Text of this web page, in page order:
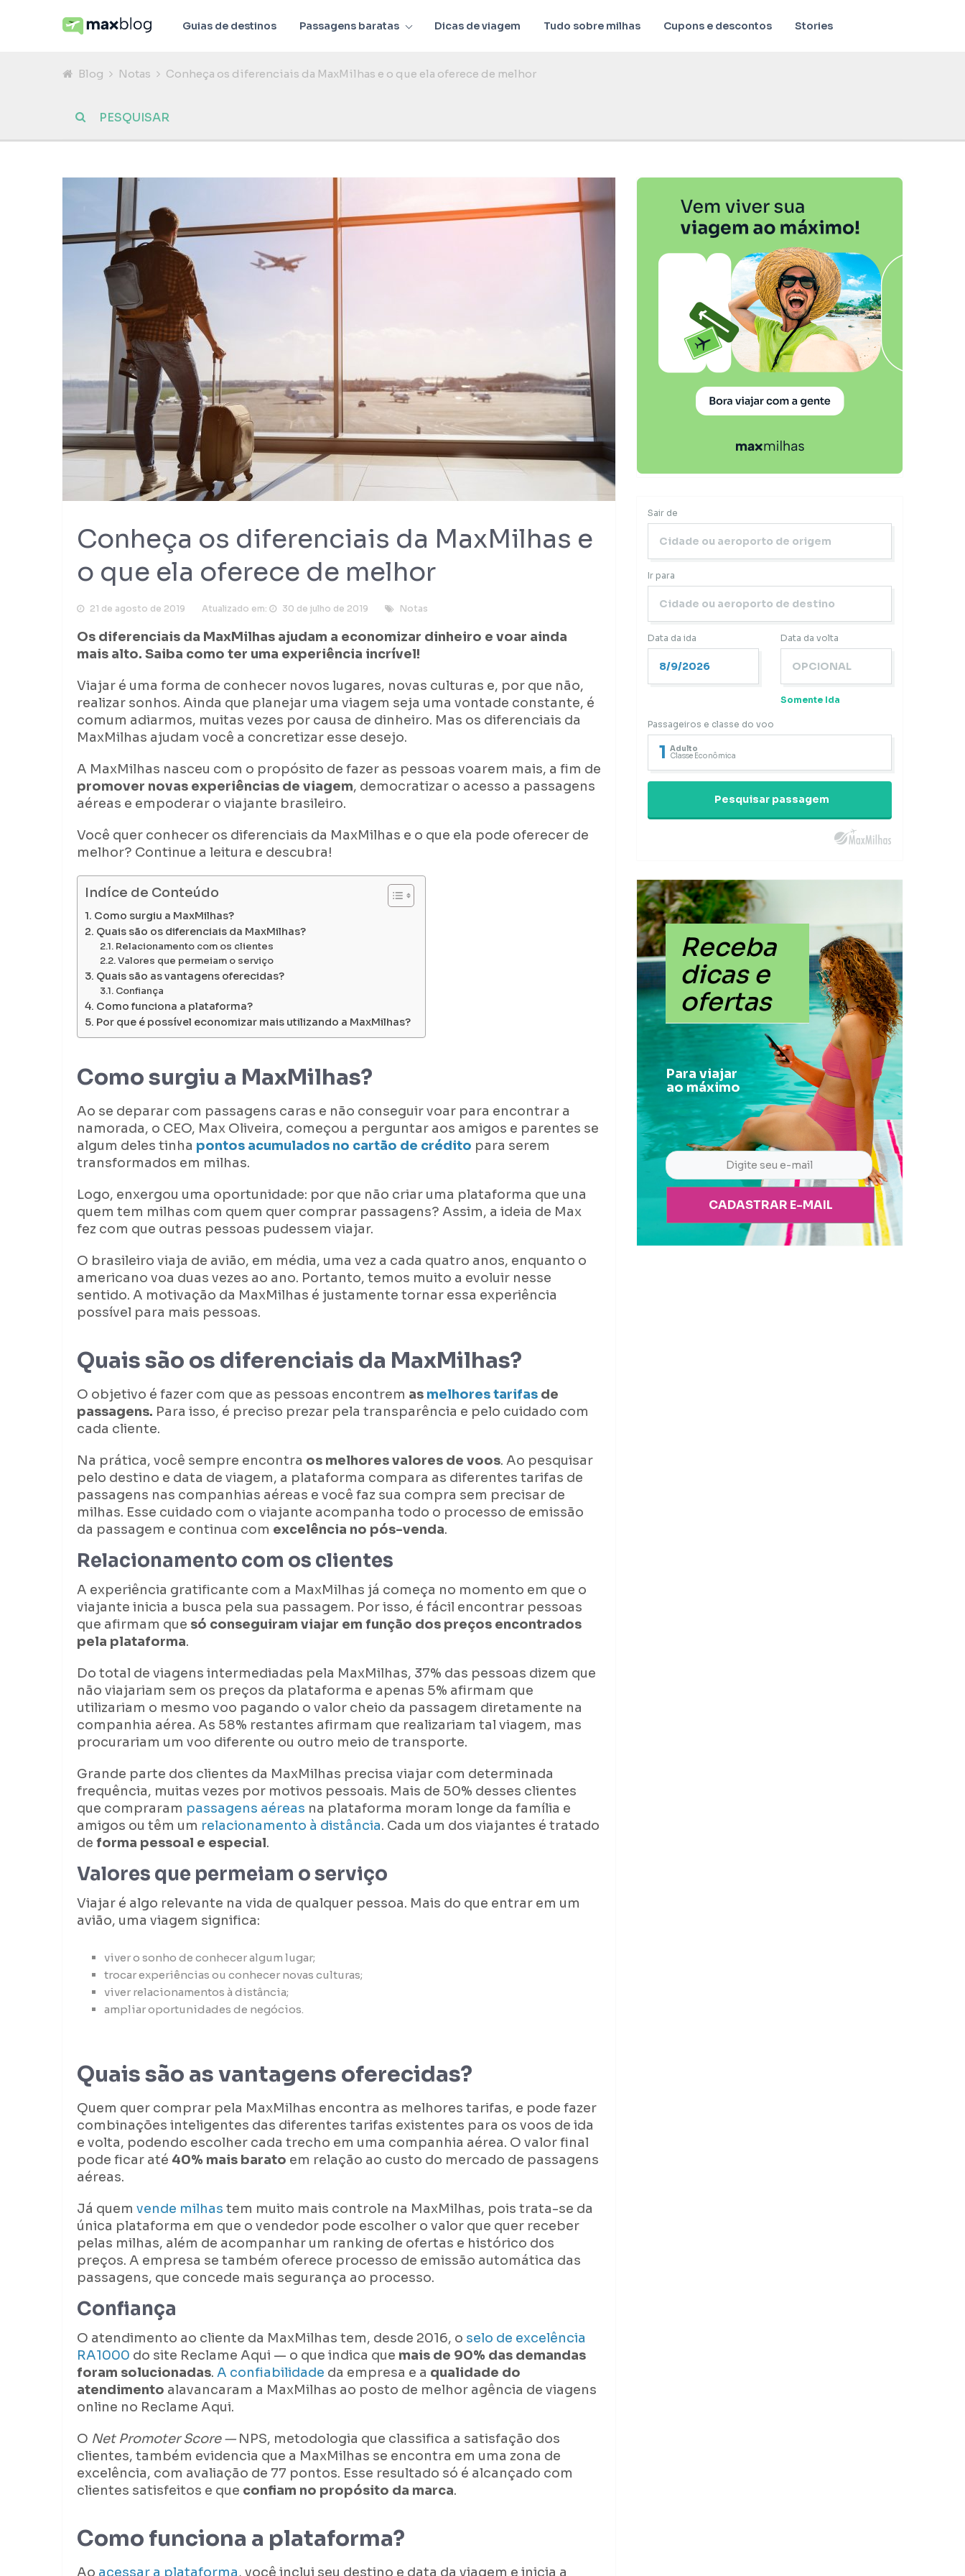
Guias de destinos Passagens baratas Dicas de viagem Tudo sobre milhas Cupons e descontos Stories
Blog Notas Conheça os diferenciais da MaxMilhas e o que ela oferece de melhor
Conheça os diferenciais da MaxMilhas e
o que ela oferece de melhor
21 de agosto de 2019 Atualizado em: 30 de julho de 2019 Notas
Os diferenciais da MaxMilhas ajudam a economizar dinheiro e voar ainda
mais alto. Saiba como ter uma experiência incrível!
Viajar é uma forma de conhecer novos lugares, novas culturas e, por que não,
realizar sonhos. Ainda que planejar uma viagem seja uma vontade constante, é
comum adiarmos, muitas vezes por causa de dinheiro. Mas os diferenciais da
MaxMilhas ajudam você a concretizar esse desejo.
A MaxMilhas nasceu com o propósito de fazer as pessoas voarem mais, a fim de
promover novas experiências de viagem, democratizar o acesso a passagens
aéreas e empoderar o viajante brasileiro.
Você quer conhecer os diferenciais da MaxMilhas e o que ela pode oferecer de
melhor? Continue a leitura e descubra!
Indíce de Conteúdo
Como surgiu a MaxMilhas?
Quais são os diferenciais da MaxMilhas?
Relacionamento com os clientes
Valores que permeiam o serviço
Quais são as vantagens oferecidas?
Confiança
Como funciona a plataforma?
Por que é possível economizar mais utilizando a MaxMilhas?
Como surgiu a MaxMilhas?
Ao se deparar com passagens caras e não conseguir voar para encontrar a
namorada, o CEO, Max Oliveira, começou a perguntar aos amigos e parentes se
algum deles tinha pontos acumulados no cartão de crédito para serem
transformados em milhas.
Logo, enxergou uma oportunidade: por que não criar uma plataforma que una
quem tem milhas com quem quer comprar passagens? Assim, a ideia de Max
fez com que outras pessoas pudessem viajar.
O brasileiro viaja de avião, em média, uma vez a cada quatro anos, enquanto o
americano voa duas vezes ao ano. Portanto, temos muito a evoluir nesse
sentido. A motivação da MaxMilhas é justamente tornar essa experiência
possível para mais pessoas.
Quais são os diferenciais da MaxMilhas?
O objetivo é fazer com que as pessoas encontrem as melhores tarifas de
passagens. Para isso, é preciso prezar pela transparência e pelo cuidado com
cada cliente.
Na prática, você sempre encontra os melhores valores de voos. Ao pesquisar
pelo destino e data de viagem, a plataforma compara as diferentes tarifas de
passagens nas companhias aéreas e você faz sua compra sem precisar de
milhas. Esse cuidado com o viajante acompanha todo o processo de emissão
da passagem e continua com excelência no pós-venda.
Relacionamento com os clientes
A experiência gratificante com a MaxMilhas já começa no momento em que o
viajante inicia a busca pela sua passagem. Por isso, é fácil encontrar pessoas
que afirmam que só conseguiram viajar em função dos preços encontrados
pela plataforma.
Do total de viagens intermediadas pela MaxMilhas, 37% das pessoas dizem que
não viajariam sem os preços da plataforma e apenas 5% afirmam que
utilizariam o mesmo voo pagando o valor cheio da passagem diretamente na
companhia aérea. As 58% restantes afirmam que realizariam tal viagem, mas
procurariam um voo diferente ou outro meio de transporte.
Grande parte dos clientes da MaxMilhas precisa viajar com determinada
frequência, muitas vezes por motivos pessoais. Mais de 50% desses clientes
que compraram passagens aéreas na plataforma moram longe da família e
amigos ou têm um relacionamento à distância. Cada um dos viajantes é tratado
de forma pessoal e especial.
Valores que permeiam o serviço
Viajar é algo relevante na vida de qualquer pessoa. Mais do que entrar em um
avião, uma viagem significa:
viver o sonho de conhecer algum lugar;
trocar experiências ou conhecer novas culturas;
viver relacionamentos à distância;
ampliar oportunidades de negócios.
Quais são as vantagens oferecidas?
Quem quer comprar pela MaxMilhas encontra as melhores tarifas, e pode fazer
combinações inteligentes das diferentes tarifas existentes para os voos de ida
e volta, podendo escolher cada trecho em uma companhia aérea. O valor final
pode ficar até 40% mais barato em relação ao custo do mercado de passagens
aéreas.
Já quem vende milhas tem muito mais controle na MaxMilhas, pois trata-se da
única plataforma em que o vendedor pode escolher o valor que quer receber
pelas milhas, além de acompanhar um ranking de ofertas e histórico dos
preços. A empresa se também oferece processo de emissão automática das
passagens, que concede mais segurança ao processo.
Confiança
O atendimento ao cliente da MaxMilhas tem, desde 2016, o selo de excelência
RA1000 do site Reclame Aqui — o que indica que mais de 90% das demandas
foram solucionadas. A confiabilidade da empresa e a qualidade do
atendimento alavancaram a MaxMilhas ao posto de melhor agência de viagens
online no Reclame Aqui.
O Net Promoter Score —NPS, metodologia que classifica a satisfação dos
clientes, também evidencia que a MaxMilhas se encontra em uma zona de
excelência, com avaliação de 77 pontos. Esse resultado só é alcançado com
clientes satisfeitos e que confiam no propósito da marca.
Como funciona a plataforma?
Ao acessar a plataforma, você inclui seu destino e data da viagem e inicia a
Sair de
Ir para
Data da ida Data da volta
Somente Ida
Passageiros e classe do voo
1 Adulto
Classe Econômica
Pesquisar passagem
Receba
dicas e
ofertas
Para viajar
ao máximo
CADASTRAR E-MAIL